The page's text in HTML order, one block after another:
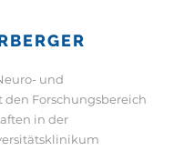
und
den Forschungsbereich
in der